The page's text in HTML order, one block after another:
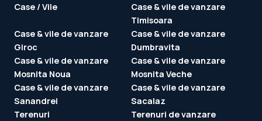
Case / Vile
Case & vile de vanzare
Timisoara
Case & vile de vanzare
Giroc
Case & vile de vanzare
Dumbravita
Case & vile de vanzare
Mosnita Noua
Case & vile de vanzare
Mosnita Veche
Case & vile de vanzare
Sanandrei
Case & vile de vanzare
Sacalaz
Terenuri
Terenuri de vanzare